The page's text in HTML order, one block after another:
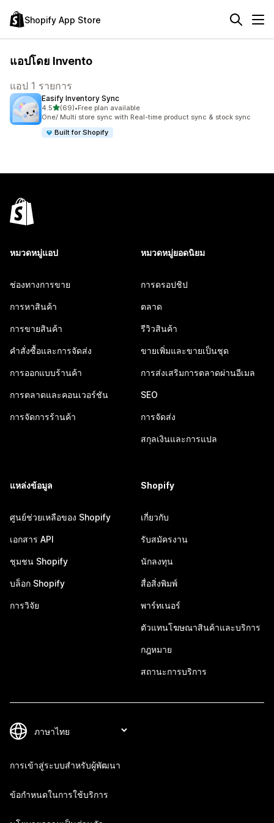
Shopify App Store
แอปโดย Invento
แอป 1 รายการ
Easify Inventory Sync
4.5เต็ม 5 ดาว
(69)
ทั้งหมด 69 รีวิว
•Free plan available
One/ Multi store sync with Real-time product sync & stock sync
Built for Shopify
หมวดหมู่แอป
ช่องทางการขาย
การหาสินค้า
การขายสินค้า
คำสั่งซื้อและการจัดส่ง
การออกแบบร้านค้า
การตลาดและคอนเวอร์ชัน
การจัดการร้านค้า
หมวดหมู่ยอดนิยม
การดรอปชิป
ตลาด
รีวิวสินค้า
ขายเพิ่มและขายเป็นชุด
การส่งเสริมการตลาดผ่านอีเมล
SEO
การจัดส่ง
สกุลเงินและการแปล
แหล่งข้อมูล
ศูนย์ช่วยเหลือของ Shopify
เอกสาร API
ชุมชน Shopify
บล็อก Shopify
การวิจัย
Shopify
เกี่ยวกับ
รับสมัครงาน
นักลงทุน
สื่อสิ่งพิมพ์
พาร์ทเนอร์
ตัวแทนโฆษณาสินค้าและบริการ
กฎหมาย
สถานะการบริการ
การเข้าสู่ระบบสำหรับผู้พัฒนา
ข้อกำหนดในการใช้บริการ